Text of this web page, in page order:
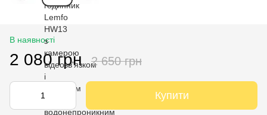
В наявності
2 080 грн 2 650 грн
Купити